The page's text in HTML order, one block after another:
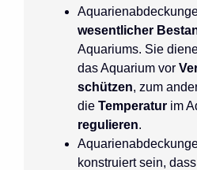
wesentlicher
Aquariums. Sie
das Aquarium vor
schützen, zum
die Temperatur im
regulieren.
konstruiert sein,